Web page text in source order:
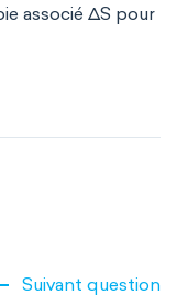
associé ΔS pour
Suivant question